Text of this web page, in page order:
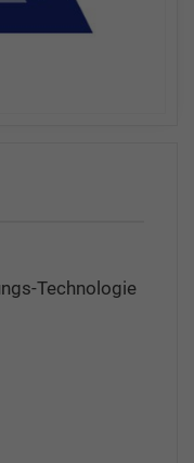
Technologie